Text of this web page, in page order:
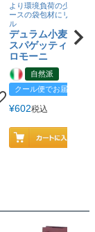
より環境負荷の少ない紙
ースの袋包材にリニュー
ル
デュラム小麦 有
スパゲッティ／ジ
ロモーニ
自然派
クール便でお届け
¥602税込